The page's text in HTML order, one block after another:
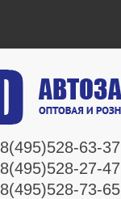
8(495)528-63-37
8(495)528-27-47
8(495)528-73-65